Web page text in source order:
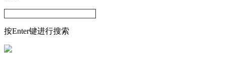
按Enter键进行搜索